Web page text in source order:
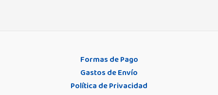
Formas de Pago
Gastos de Envío
Política de Privacidad